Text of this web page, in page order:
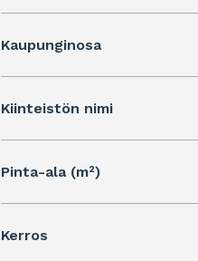
Kaupunginosa
Kiinteistön nimi
Pinta-ala (m²)
Kerros